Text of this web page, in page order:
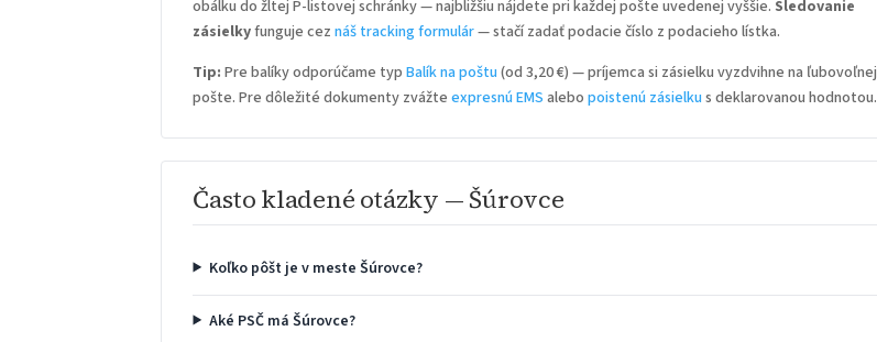
obálku do žltej P-listovej schránky — najbližšiu nájdete pri každej pošte uvedenej vyššie. Sledovanie
zásielkyfunguje ceznáš tracking formulár— stačí zadať podacie číslo z podacieho lístka.
Tip: Pre balíky odporúčame typBalík na poštu (od 3,20 €) — príjemca si zásielku vyzdvihne na ľubovoľnej
pošte. Pre dôležité dokumenty zvážteexpresnú EMS alebopoistenú zásielku s deklarovanou hodnotou.
Často kladené otázky — Šúrovce
Koľko pôšt je v meste Šúrovce?
Aké PSČ má Šúrovce?